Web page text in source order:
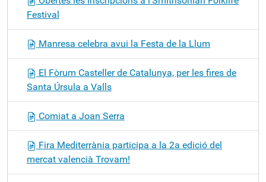
Festival
Manresa celebra avui la Festa de la Llum
El Fòrum Casteller de Catalunya, per les fires de
Santa Úrsula a Valls
Comiat a Joan Serra
Fira Mediterrània participa a la 2a edició del
mercat valencià Trovam!